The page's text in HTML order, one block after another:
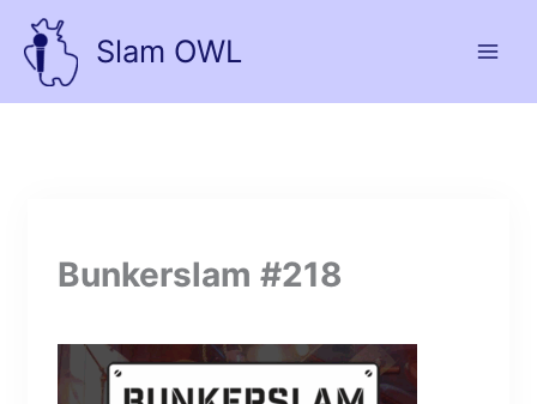
Inhalt
springen
Slam OWL
Bunkerslam #218